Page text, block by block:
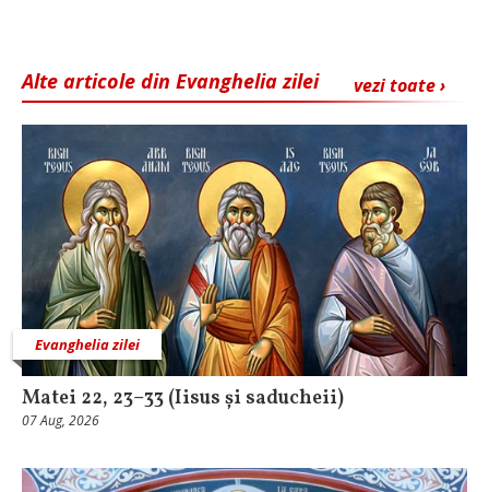
vezi toate ›
Alte articole din Evanghelia zilei
Evanghelia zilei
Matei 22, 23–33 (Iisus și saducheii)
07 Aug, 2026